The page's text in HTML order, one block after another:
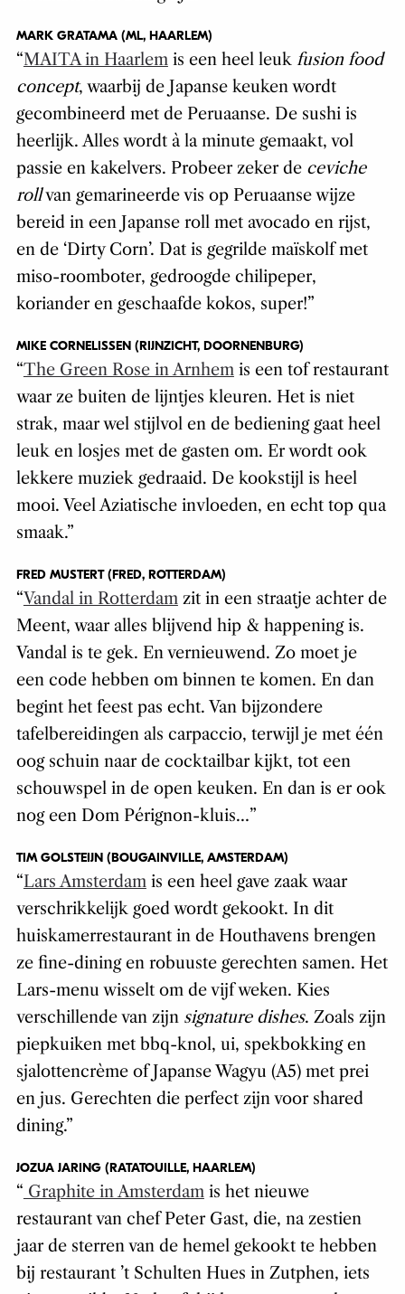
MARK GRATAMA (ML, HAARLEM)
“MAITA in Haarlemis een heel leuk fusion food
concept, waarbij de Japanse keuken wordt
gecombineerd met de Peruaanse. De sushi is
heerlijk. Alles wordt à la minute gemaakt, vol
passie en kakelvers. Probeer zeker de ceviche
rollvan gemarineerde vis op Peruaanse wijze
bereid in een Japanse roll met avocado en rijst,
en de ‘Dirty Corn’. Dat is gegrilde maïskolf met
miso-roomboter, gedroogde chilipeper,
koriander en geschaafde kokos, super!”
MIKE CORNELISSEN (RIJNZICHT, DOORNENBURG)
“The Green Rose in Arnhemis een tof restaurant
waar ze buiten de lijntjes kleuren. Het is niet
strak, maar wel stijlvol en de bediening gaat heel
leuk en losjes met de gasten om. Er wordt ook
lekkere muziek gedraaid. De kookstijl is heel
mooi. Veel Aziatische invloeden, en echt top qua
smaak.”
FRED MUSTERT (FRED, ROTTERDAM)
“Vandal in Rotterdamzit in een straatje achter de
Meent, waar alles blijvend hip & happening is.
Vandal is te gek. En vernieuwend. Zo moet je
een code hebben om binnen te komen. En dan
begint het feest pas echt. Van bijzondere
tafelbereidingen als carpaccio, terwijl je met één
oog schuin naar de cocktailbar kijkt, tot een
schouwspel in de open keuken. En dan is er ook
nog een Dom Pérignon-kluis…”
TIM GOLSTEIJN (BOUGAINVILLE, AMSTERDAM)
“Lars Amsterdamis een heel gave zaak waar
verschrikkelijk goed wordt gekookt. In dit
huiskamerrestaurant in de Houthavens brengen
ze fine-dining en robuuste gerechten samen. Het
Lars-menu wisselt om de vijf weken. Kies
verschillende van zijn signature dishes. Zoals zijn
piepkuiken met bbq-knol, ui, spekbokking en
sjalottencrème of Japanse Wagyu (A5) met prei
en jus. Gerechten die perfect zijn voor shared
dining.”
JOZUA JARING (RATATOUILLE, HAARLEM)
“ Graphite in Amsterdamis het nieuwe
restaurant van chef Peter Gast, die, na zestien
jaar de sterren van de hemel gekookt te hebben
bij restaurant ’t Schulten Hues in Zutphen, iets